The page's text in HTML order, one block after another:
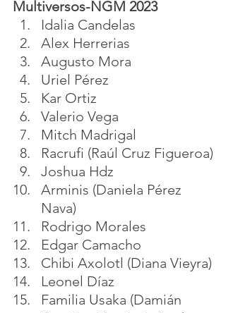
Multiversos-NGM 2023
Idalia Candelas
Alex Herrerias
Augusto Mora
Uriel Pérez
Kar Ortiz
Valerio Vega
Mitch Madrigal
Racrufi (Raúl Cruz Figueroa)
Joshua Hdz
Arminis (Daniela Pérez
Nava)
Rodrigo Morales
Edgar Camacho
Chibi Axolotl (Diana Vieyra)
Leonel Díaz
Familia Usaka (Damián